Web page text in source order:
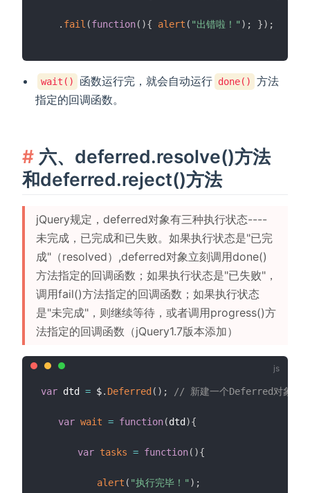
. fail (function( ){ alert ( "出错啦！" ) ; }) ;
wait() 函数运行完，就会自动运行 done()
方法
指定的回调函数。
六、deferred.resolve()方法
和deferred.reject()方法
jQuery规定，deferred对象有三种执行状态----
未完成，已完成和已失败。如果执行状态是"已完
成"（resolved）,deferred对象立刻调用done()
方法指定的回调函数；如果执行状态是"已失败"，
调用fail()方法指定的回调函数；如果执行状态
是"未完成"，则继续等待，或者调用progress()方
法指定的回调函数（jQuery1.7版本添加）
var dtd = $. Deferred ( ) ; // 新建一个Deferred对象
var wait = function(dtd ){
var tasks = function( ){
alert ( "执行完毕！" ) ;